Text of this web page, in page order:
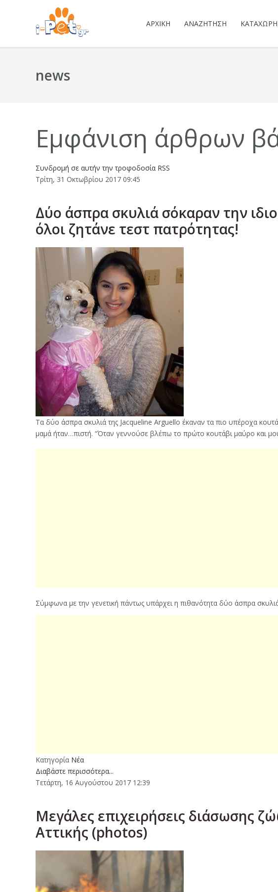
ΑΡΧΙΚΉ ΑΝΑΖΉΤΗΣΗ
news
Εμφάνιση άρθρων
Συνδρομή σε αυτήν την τροφοδοσία RSS
Τρίτη, 31 Οκτωβρίου 2017 09:45
Δύο άσπρα σκυλιά σόκαραν την
όλοι ζητάνε τεστ πατρότητας!
Τα δύο άσπρα σκυλιά της Jacqueline Arguello έκαναν τα πιο υπέροχα
μαμά ήταν…πιστή. “Όταν γεννούσε βλέπω το πρώτο κουτάβι μαύρο και
Σύμφωνα με την γενετική πάντως υπάρχει η πιθανότητα δύο άσπρα
Κατηγορία Νέα
Διαβάστε περισσότερα...
Τετάρτη, 16 Αυγούστου 2017 12:39
Μεγάλες επιχειρήσεις διάσωσης
Αττικής (photos)